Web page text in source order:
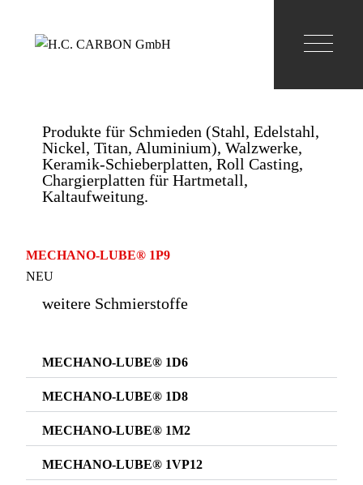
Produkte für Schmieden (Stahl, Edelstahl,
Nickel, Titan, Aluminium), Walzwerke,
Keramik-Schieberplatten, Roll Casting,
Chargierplatten für Hartmetall,
Kaltaufweitung.
MECHANO-LUBE® 1P9
NEU
weitere Schmierstoffe
MECHANO-LUBE® 1D6
MECHANO-LUBE® 1D8
MECHANO-LUBE® 1M2
MECHANO-LUBE® 1VP12